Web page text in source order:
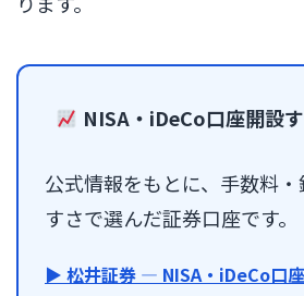
NISA・iDeCo口座開設す
公式情報をもとに、手数料
すさで選んだ証券口座です。
▶ 松井証券 — NISA・iDeCo口